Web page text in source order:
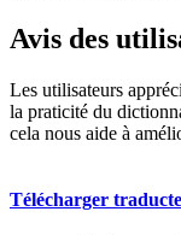
Avis des
Les utilisateurs
la praticité du
cela nous aide à
Télécharger